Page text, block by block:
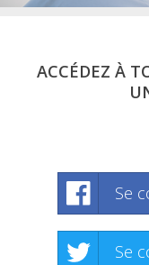
ACCÉDEZ À
Se
Se